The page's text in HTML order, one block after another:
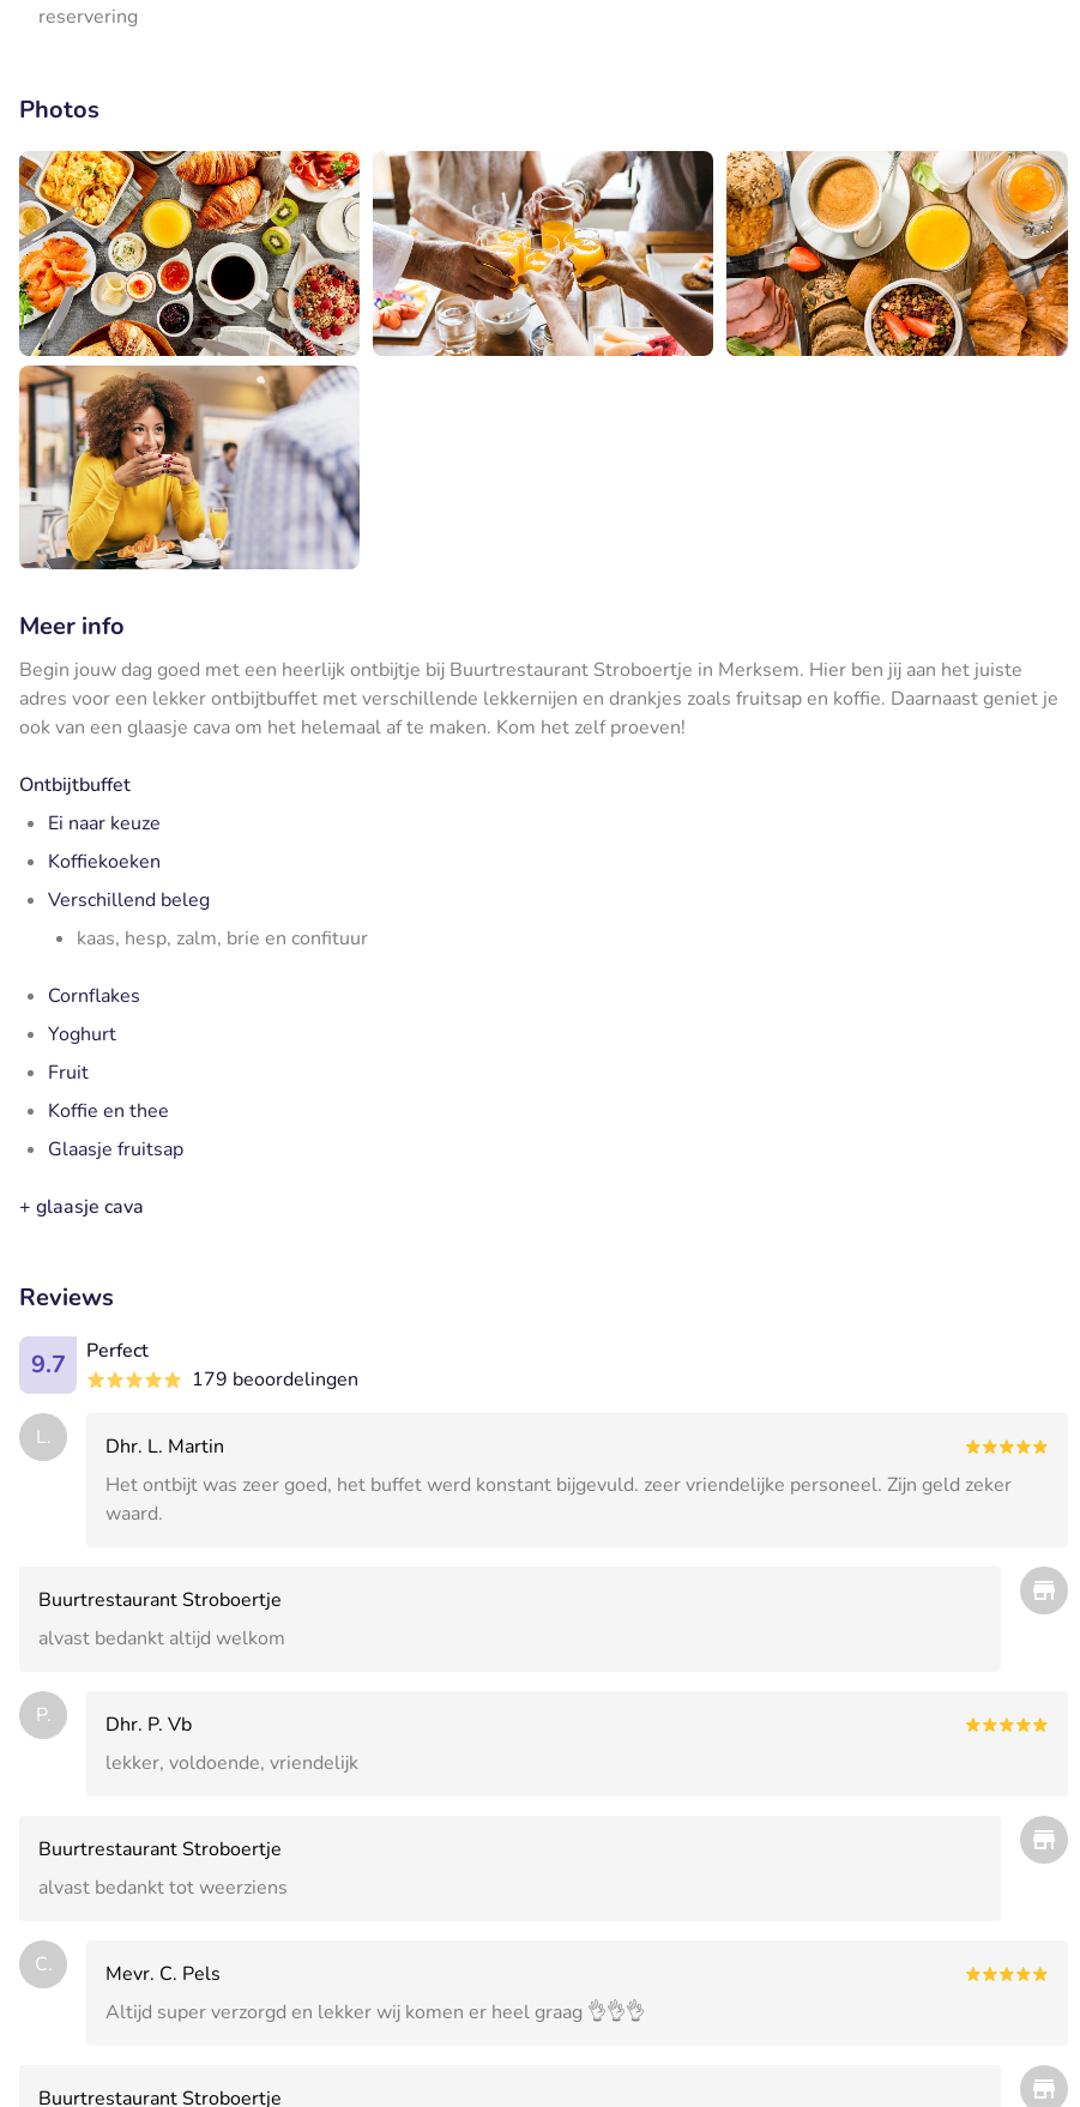
reservering
Photos
Meer info
Begin jouw dag goed met een heerlijk ontbijtje bij Buurtrestaurant Stroboertje in Merksem. Hier ben jij aan het juiste
adres voor een lekker ontbijtbuffet met verschillende lekkernijen en drankjes zoals fruitsap en koffie. Daarnaast geniet je
ook van een glaasje cava om het helemaal af te maken. Kom het zelf proeven!
Ontbijtbuffet
Ei naar keuze
Koffiekoeken
Verschillend beleg
kaas, hesp, zalm, brie en confituur
Cornflakes
Yoghurt
Fruit
Koffie en thee
Glaasje fruitsap
+ glaasje cava
Reviews
9.7
Perfect
179 beoordelingen
L.
Dhr. L. Martin
Het ontbijt was zeer goed, het buffet werd konstant bijgevuld. zeer vriendelijke personeel. Zijn geld zeker
waard.
Buurtrestaurant Stroboertje
alvast bedankt altijd welkom
P.
Dhr. P. Vb
lekker, voldoende, vriendelijk
Buurtrestaurant Stroboertje
alvast bedankt tot weerziens
C.
Mevr. C. Pels
Altijd super verzorgd en lekker wij komen er heel graag 👌👌👌
Buurtrestaurant Stroboertje